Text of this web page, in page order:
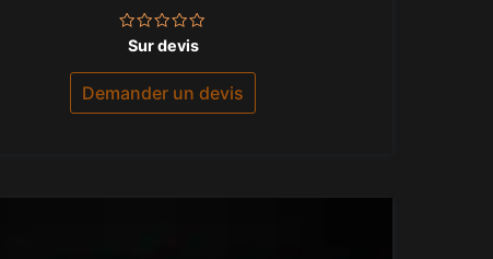
Note
sur
Sur devis
Demander un devis